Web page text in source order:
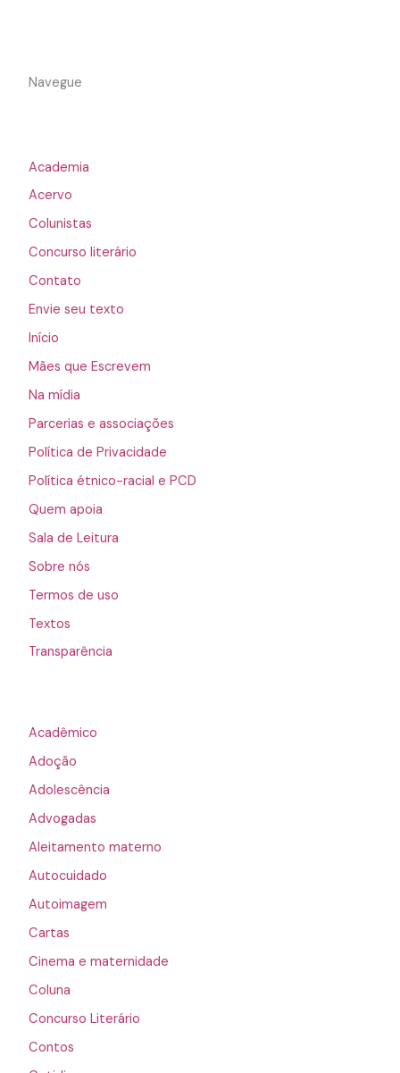
Navegue
Academia
Acervo
Colunistas
Concurso literário
Contato
Envie seu texto
Início
Mães que Escrevem
Na mídia
Parcerias e associações
Política de Privacidade
Política étnico-racial e PCD
Quem apoia
Sala de Leitura
Sobre nós
Termos de uso
Textos
Transparência
Acadêmico
Adoção
Adolescência
Advogadas
Aleitamento materno
Autocuidado
Autoimagem
Cartas
Cinema e maternidade
Coluna
Concurso Literário
Contos